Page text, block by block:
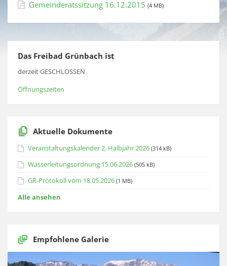
Gemeinderatssitzung 16.12.2015 (4 MB)
Das Freibad Grünbach ist
derzeit GESCHLOSSEN
Öffnungszeiten
Aktuelle Dokumente
Veranstaltungskalender 2. Halbjahr 2026 (314 kB)
Wasserleitungsordnung 15.06.2026 (505 kB)
GR-Protokoll vom 18.05.2026 (1 MB)
Alle ansehen
Empfohlene Galerie